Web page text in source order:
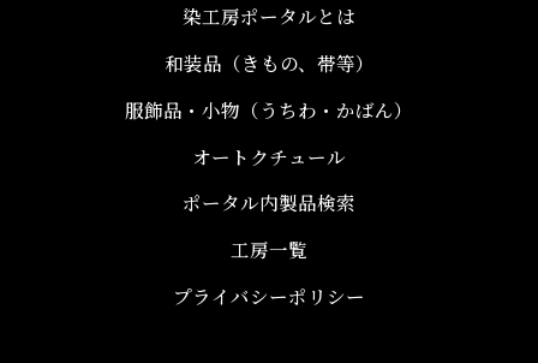
染工房ポータルとは
和装品（きもの、帯等）​
服飾品・小物​（うちわ・かばん）
オートクチュール
ポータル内製品検索
工房一覧
プライバシーポリシー